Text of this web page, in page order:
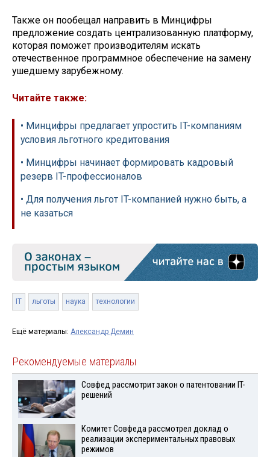
Также он пообещал направить в Минцифры
предложение создать централизованную платформу,
которая поможет производителям искать
отечественное программное обеспечение на замену
ушедшему зарубежному.
Читайте также:
• Минцифры предлагает упростить IT-компаниям
условия льготного кредитования
• Минцифры начинает формировать кадровый
резерв IT-профессионалов
• Для получения льгот IT-компанией нужно быть, а
не казаться
IT льготы наука технологии
Ещё материалы: Александр Демин
Рекомендуемые материалы
Совфед рассмотрит закон о патентовании IT-
решений
Комитет Совфеда рассмотрел доклад о
реализации экспериментальных правовых
режимов